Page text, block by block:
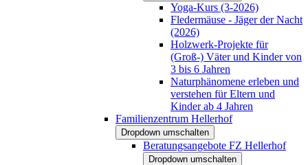
Yoga-Kurs (3-2026)
Fledermäuse - Jäger der Nacht
(2026)
Holzwerk-Projekte für
(Groß-) Väter und Kinder von
3 bis 6 Jahren
Naturphänomene erleben und
verstehen für Eltern und
Kinder ab 4 Jahren
Familienzentrum Hellerhof
Dropdown umschalten
Beratungsangebote FZ Hellerhof
Dropdown umschalten